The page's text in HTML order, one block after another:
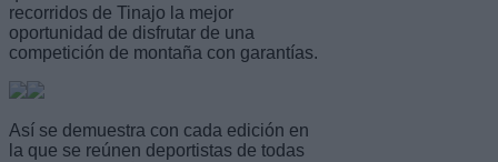
recorridos de Tinajo la mejor
oportunidad de disfrutar de una
competición de montaña con garantías.
Así se demuestra con cada edición en
la que se reúnen deportistas de todas